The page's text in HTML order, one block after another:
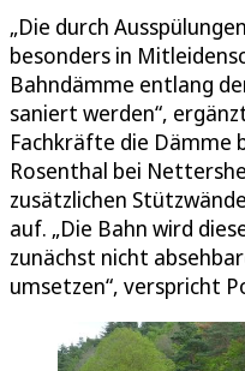
„Die durch
besonders in
Bahndämme entlang
saniert werden“,
Fachkräfte die Dämme
Rosenthal bei
zusätzlichen
auf. „Die Bahn wird
zunächst nicht
umsetzen“, verspricht